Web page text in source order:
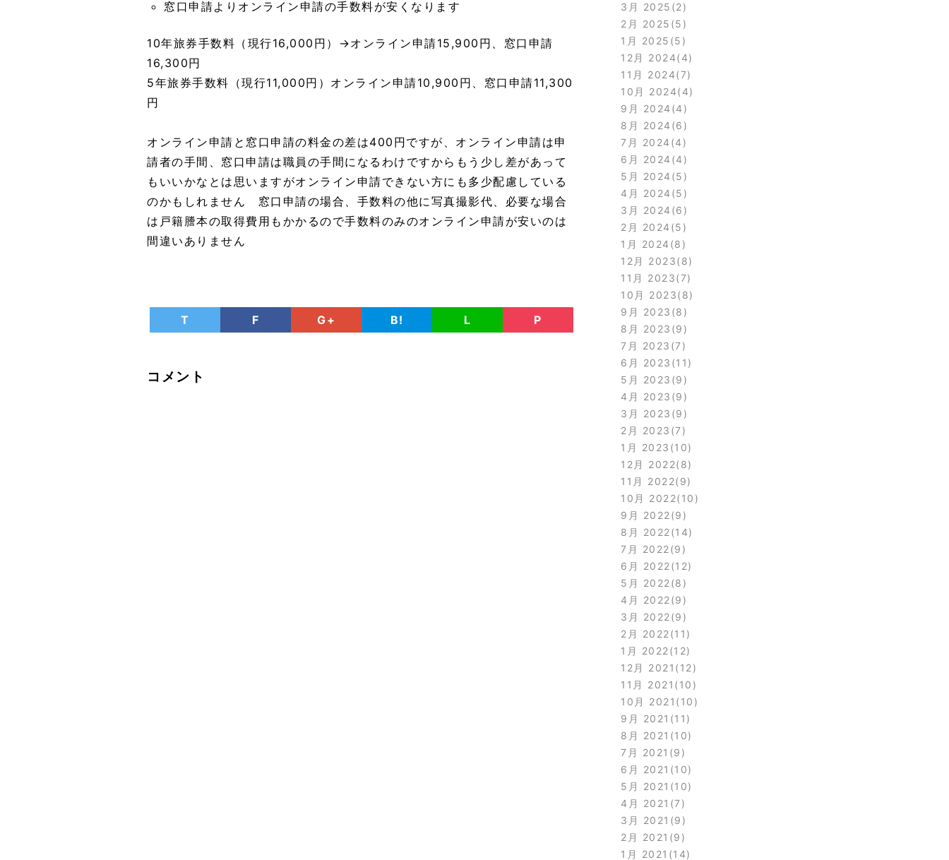
窓口申請よりオンライン申請の手数料が安くなります
10年旅券手数料（現行16,000円）→オンライン申請15,900円、窓口申請
16,300円
5年旅券手数料（現行11,000円）オンライン申請10,900円、窓口申請11,300
円
オンライン申請と窓口申請の料金の差は400円ですが、オンライン申請は申
請者の手間、窓口申請は職員の手間になるわけですからもう少し差があって
もいいかなとは思いますがオンライン申請できない方にも多少配慮している
のかもしれません 窓口申請の場合、手数料の他に写真撮影代、必要な場合
は戸籍謄本の取得費用もかかるので手数料のみのオンライン申請が安いのは
間違いありません
T F G+ B! L P
コメント
3月 2025 2
2月 2025 5
1月 2025 5
12月 2024 4
11月 2024 7
10月 2024 4
9月 2024 4
8月 2024 6
7月 2024 4
6月 2024 4
5月 2024 5
4月 2024 5
3月 2024 6
2月 2024 5
1月 2024 8
12月 2023 8
11月 2023 7
10月 2023 8
9月 2023 8
8月 2023 9
7月 2023 7
6月 2023 11
5月 2023 9
4月 2023 9
3月 2023 9
2月 2023 7
1月 2023 10
12月 2022 8
11月 2022 9
10月 2022 10
9月 2022 9
8月 2022 14
7月 2022 9
6月 2022 12
5月 2022 8
4月 2022 9
3月 2022 9
2月 2022 11
1月 2022 12
12月 2021
12
11月 2021
10
10月 2021
10
9月 2021
11
8月 2021
10
7月 2021
9
6月 2021
10
5月 2021
10
4月 2021 7
3月 2021
9
2月 2021
9
1月 2021
14